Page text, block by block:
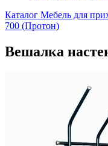
Каталог Мебель для
700 (Протон)
Вешалка